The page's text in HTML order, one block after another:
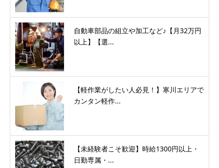
自動車部品の組立や加工など♪【月32万円
以上】【選...
【軽作業がしたい人必見！】寒川エリアで
カンタン軽作...
【未経験者こそ歓迎】時給1300円以上・
日勤専属・...